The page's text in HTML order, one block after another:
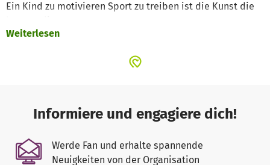
Ein Kind zu motivieren Sport zu treiben ist die Kunst die
wichtigeres als Gesundheit und Bildung. Diese beiden
Trainerteam motiviert die Kinder Sport zu treiben und
steigert durch die japanische Kampfsportart Judo sowohl
die körperliche, als auch geistliche Gesundheit.
In großen Trainingsgruppen erfahren die Kinder, was es
Weiterlesen
Informiere und engagiere dich!
Werde Fan und erhalte spannende
Neuigkeiten von der Organisation